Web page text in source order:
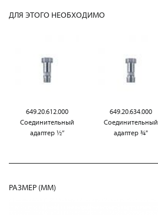
ДЛЯ ЭТОГО НЕОБХОДИМО
649.20.612.000
Соединительный
адаптер ½“
649.20.634.000
Соединительный
адаптер ¾"
РАЗМЕР (MM)